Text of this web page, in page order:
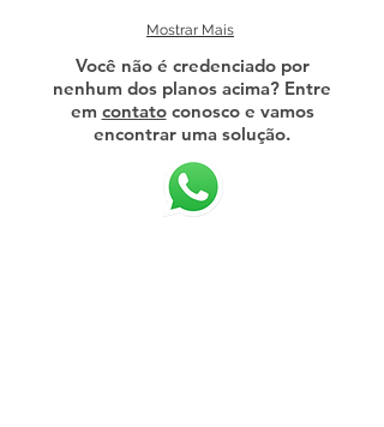
Mostrar Mais
Você não é credenciado por
nenhum dos planos acima? Entre
em contatoconosco e vamos
encontrar uma solução.